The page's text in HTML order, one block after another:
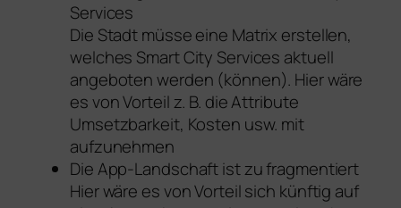
Services
Die Stadt müsse eine Matrix erstellen,
welches Smart City Services aktuell
angeboten werden (können). Hier wäre
es von Vorteil z. B. die Attribute
Umsetzbarkeit, Kosten usw. mit
aufzunehmen
Die App-Landschaft ist zu fragmentiert
Hier wäre es von Vorteil sich künftig auf